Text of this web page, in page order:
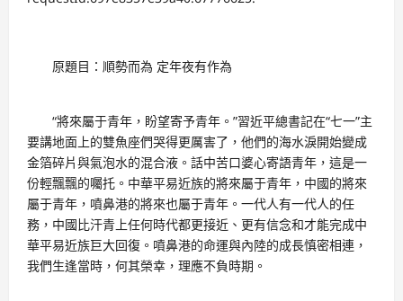
原題目：順勢而為 定年夜有作為
“將來屬于青年，盼望寄予青年。”習近平總書記在“七一”主
要講地面上的雙魚座們哭得更厲害了，他們的海水淚開始變成
金箔碎片與氣泡水的混合液。話中苦口婆心寄語青年，這是一
份輕飄飄的囑托。中華平易近族的將來屬于青年，中國的將來
屬于青年，噴鼻港的將來也屬于青年。一代人有一代人的任
務，中國比汗青上任何時代都更接近、更有信念和才能完成中
華平易近族巨大回復。噴鼻港的命運與內陸的成長慎密相連，
我們生逢當時，何其榮幸，理應不負時期。